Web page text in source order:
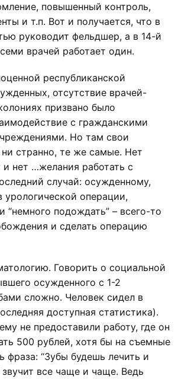
повышенный контроль,
и т.п. Вот и получается, что в
руководит фельдшер, а в 14-й
врачей работает один.
республиканской
отсутствие врачей-
призвано было
с гражданскими
Но там свои
странно, те же самые. Нет
и нет …желания работать с
случай: осужденному,
операции,
“немного подождать” – всего-то
и сделать операцию
Говорить о социальной
осужденного с 1-2
сложно. Человек сидел в
доступная статистика).
не предоставили работу, где он
500 рублей, хотя бы на съемные
фраза: “Зубы будешь лечить и
звучит все чаще и чаще. Ведь